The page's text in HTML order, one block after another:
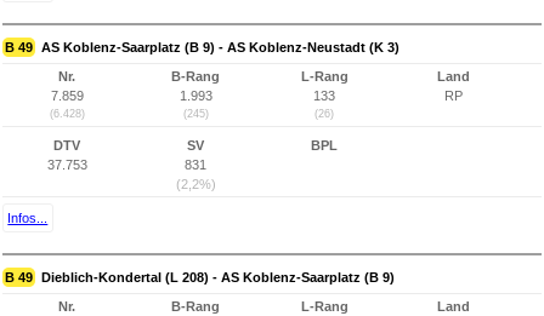
B 49 AS Koblenz-Saarplatz (B 9) - AS Koblenz-Neustadt (K 3)
Nr.
7.859
(6.428)
B-Rang
1.993
(245)
L-Rang
133
(26)
Land
RP
DTV
37.753
SV
831
(2,2%)
BPL
Infos...
B 49 Dieblich-Kondertal (L 208) - AS Koblenz-Saarplatz (B 9)
Nr.
B-Rang
L-Rang
Land